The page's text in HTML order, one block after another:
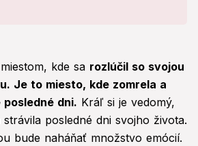
kde sa rozlúčil so svojou
Je to miesto, kde zomrela a
dni. Kráľ si je vedomý,
posledné dni svojho života.
bude naháňať množstvo emócií.